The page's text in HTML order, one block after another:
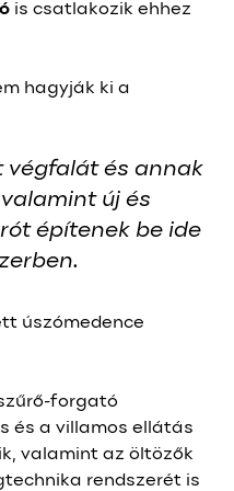
is csatlakozik ehhez
hagyják ki a
végfalát és annak
új és
építenek be ide
úszómedence
forgató
és a villamos ellátás
valamint az öltözők
rendszerét is